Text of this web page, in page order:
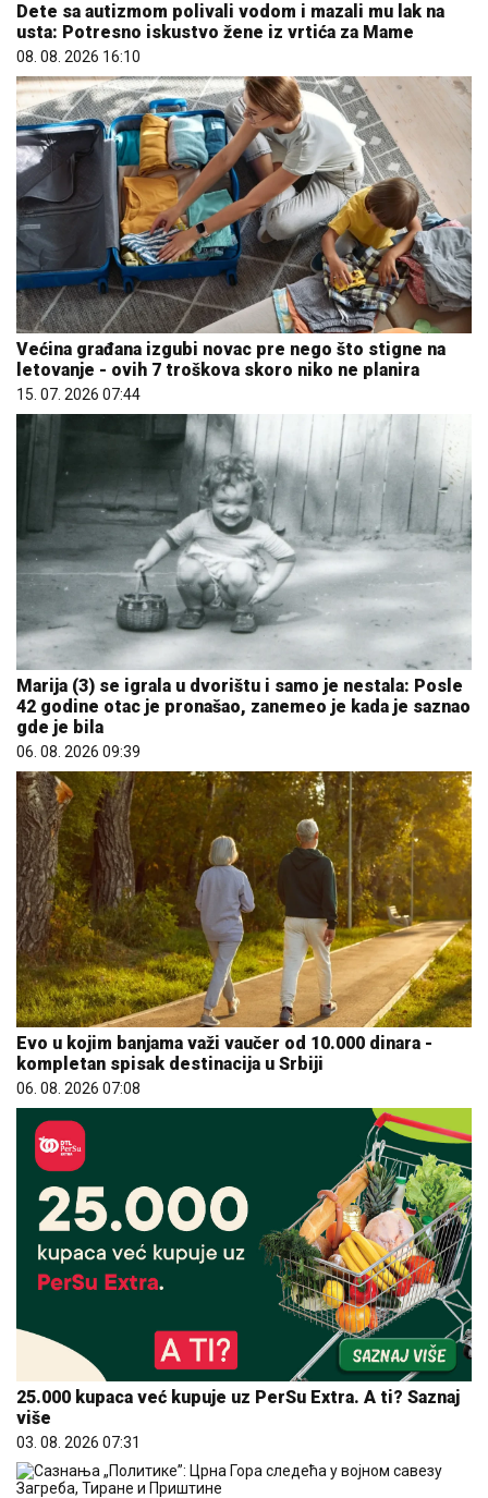
Dete sa autizmom polivali vodom i mazali mu lak na
usta: Potresno iskustvo žene iz vrtića za Mame
08. 08. 2026 16:10
Većina građana izgubi novac pre nego što stigne na
letovanje - ovih 7 troškova skoro niko ne planira
15. 07. 2026 07:44
Marija (3) se igrala u dvorištu i samo je nestala: Posle
42 godine otac je pronašao, zanemeo je kada je saznao
gde je bila
06. 08. 2026 09:39
Evo u kojim banjama važi vaučer od 10.000 dinara -
kompletan spisak destinacija u Srbiji
06. 08. 2026 07:08
25.000 kupaca već kupuje uz PerSu Extra. A ti? Saznaj
više
03. 08. 2026 07:31